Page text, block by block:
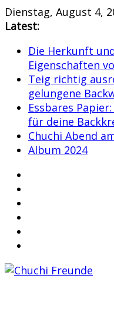
Skip
to
Dienstag, August 4,
Latest:
Die Herkunft
Eigenschaften
Teig richtig
gelungene
Essbares
für deine
Chuchi Abend
Album 2024